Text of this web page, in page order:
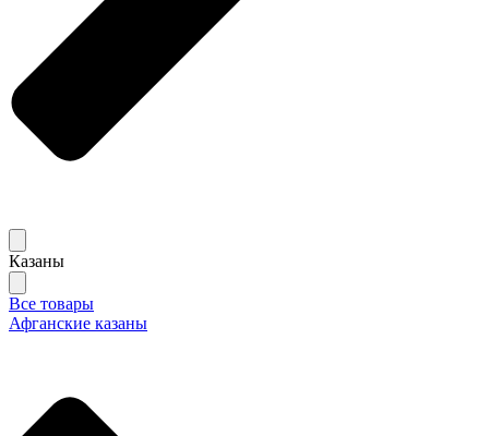
Казаны
Все товары
Афганские казаны